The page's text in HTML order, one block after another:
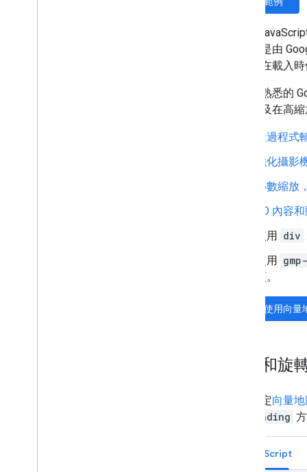
Maps
些圖塊是由
圖塊會在載入
使用者熟悉的
度，以及在高
透過程
強化攝影
小數縮放
3D 內容
使用 div
使用
項。
開始使用向量
傾斜和旋
如要設定向量地
setHeading
TypeScript